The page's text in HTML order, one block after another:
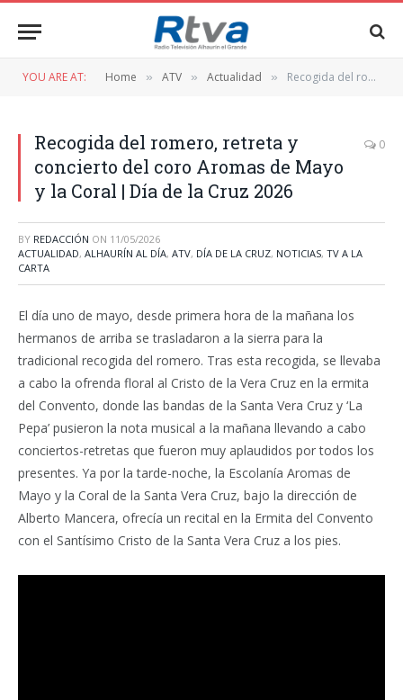
YOU ARE AT: Home » ATV » Actualidad » Recogida del romero, retreta y concierto del coro Aromas de Mayo y la Coral | Día de la Cruz 2026
Recogida del romero, retreta y
concierto del coro Aromas de Mayo
y la Coral | Día de la Cruz 2026
0
BY REDACCIÓN ON 11/05/2026
ACTUALIDAD, ALHAURÍN AL DÍA, ATV, DÍA DE LA CRUZ, NOTICIAS, TV A LA
CARTA
El día uno de mayo, desde primera hora de la mañana los
hermanos de arriba se trasladaron a la sierra para la
tradicional recogida del romero. Tras esta recogida, se llevaba
a cabo la ofrenda floral al Cristo de la Vera Cruz en la ermita
del Convento, donde las bandas de la Santa Vera Cruz y ‘La
Pepa’ pusieron la nota musical a la mañana llevando a cabo
conciertos-retretas que fueron muy aplaudidos por todos los
presentes. Ya por la tarde-noche, la Escolanía Aromas de
Mayo y la Coral de la Santa Vera Cruz, bajo la dirección de
Alberto Mancera, ofrecía un recital en la Ermita del Convento
con el Santísimo Cristo de la Santa Vera Cruz a los pies.